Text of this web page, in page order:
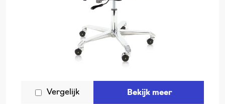
Vergelijk Bekijk meer